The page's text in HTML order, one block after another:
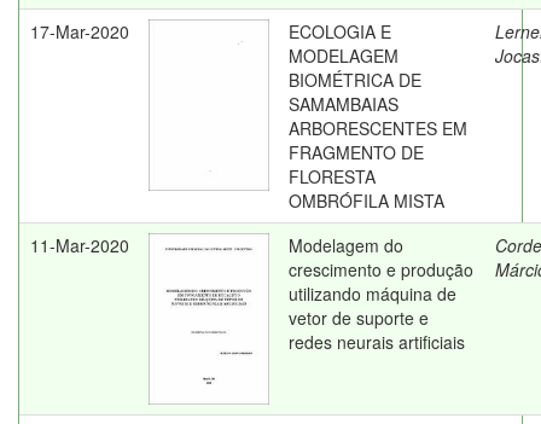
17-Mar-2020
ECOLOGIA E
MODELAGEM
BIOMÉTRICA DE
SAMAMBAIAS
ARBORESCENTES EM
FRAGMENTO DE
FLORESTA
OMBRÓFILA MISTA
11-Mar-2020
Modelagem do
crescimento e produção
utilizando máquina de
vetor de suporte e
redes neurais artificiais